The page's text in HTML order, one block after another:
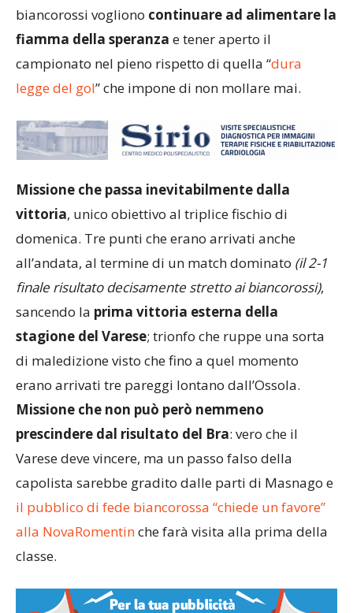
biancorossi vogliono continuare ad alimentare la
fiamma della speranza e tener aperto il
campionato nel pieno rispetto di quella “dura
legge del gol” che impone di non mollare mai.
Missione che passa inevitabilmente dalla
finale risultato decisamente stretto ai biancorossi)
sancendo la prima vittoria esterna della
erano arrivati tre pareggi lontano dall’Ossola.
Missione che non può però nemmeno